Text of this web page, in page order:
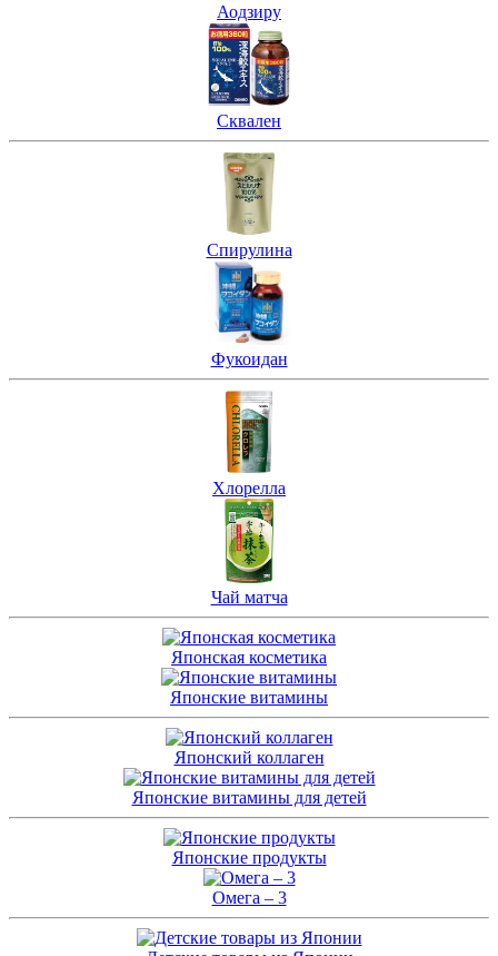
Аодзиру
Сквален
Спирулина
Фукоидан
Хлорелла
Чай матча
Японская косметика
Японские витамины
Японский коллаген
Японские витамины для детей
Японские продукты
Омега – 3